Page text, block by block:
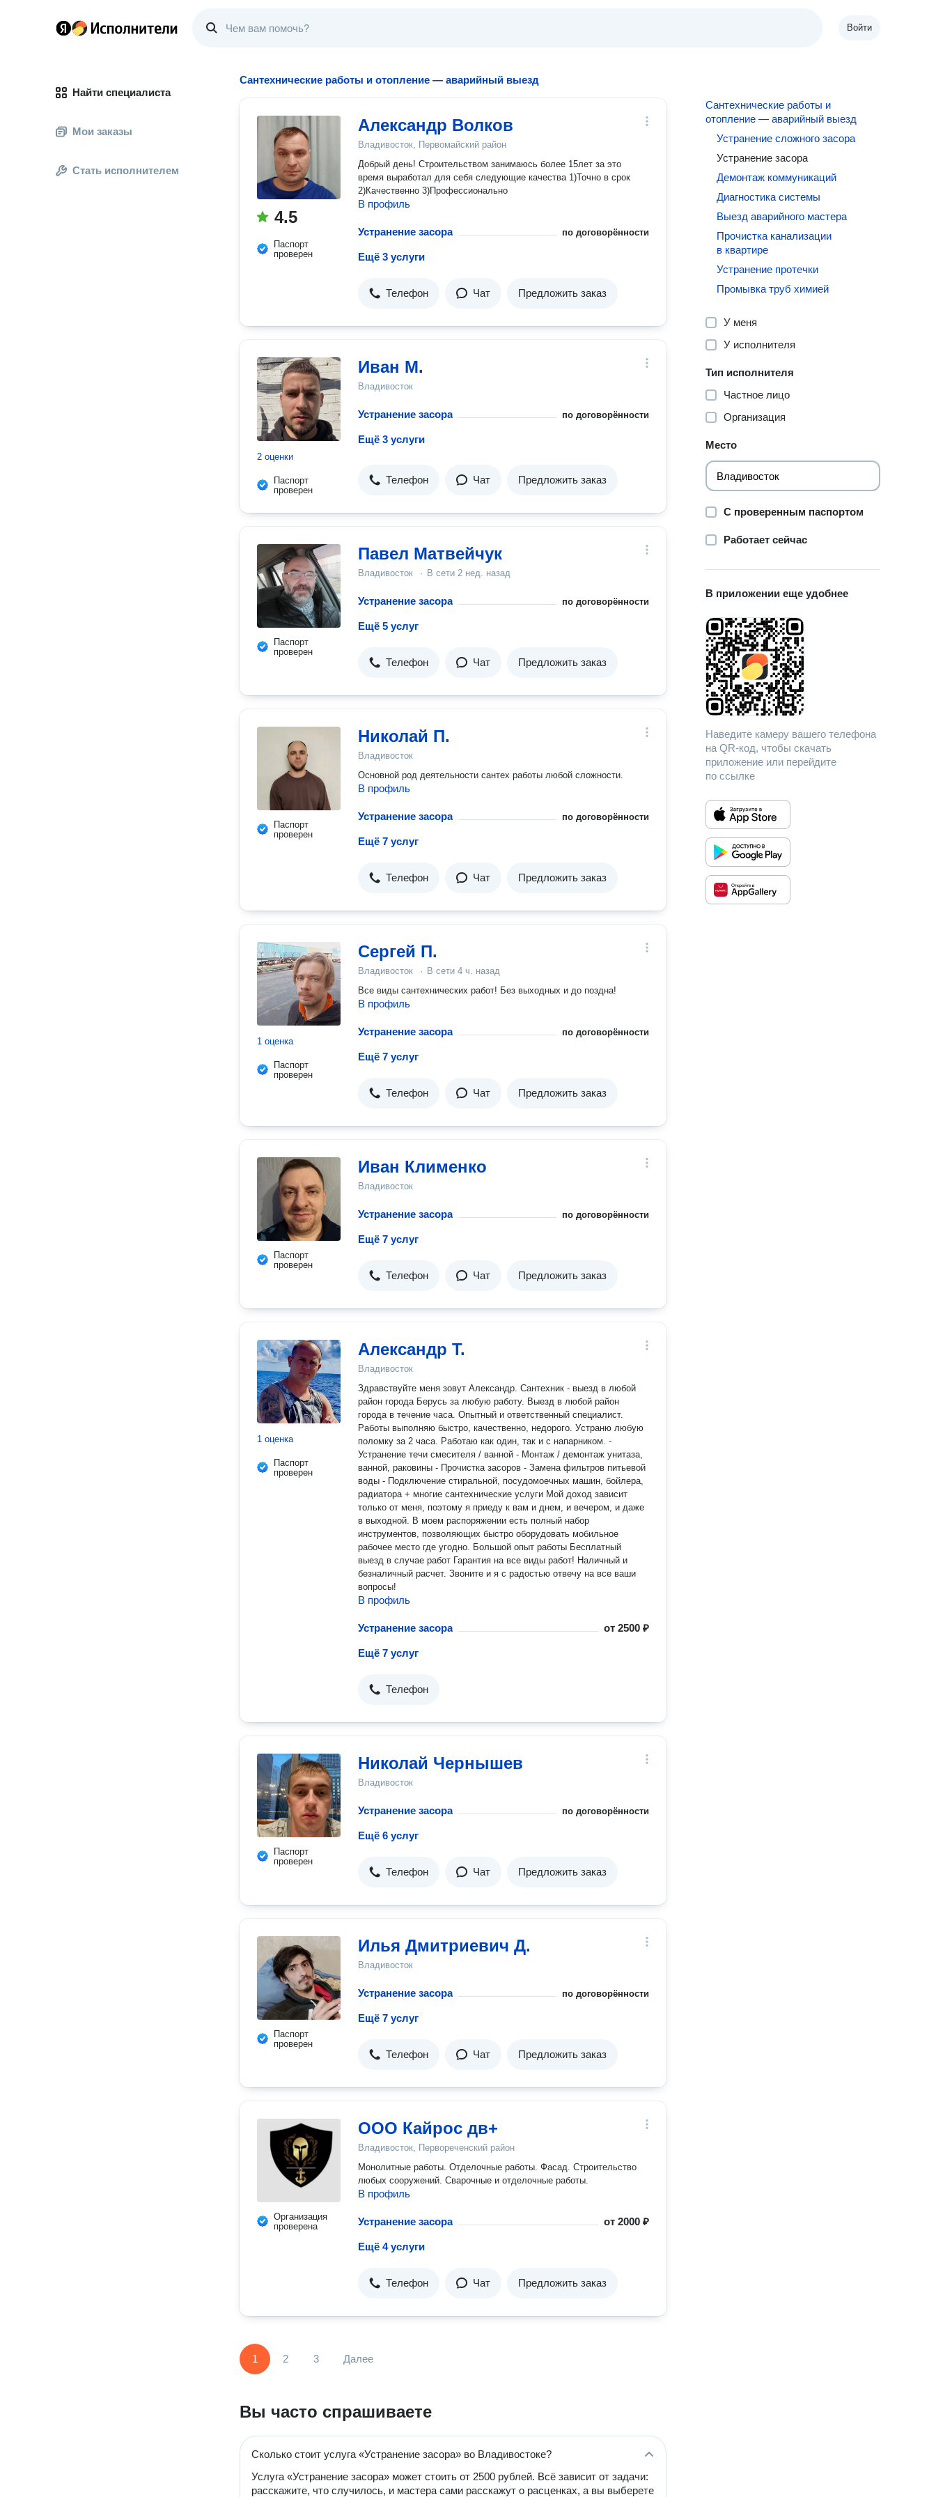
Войти
Найти специалиста
Мои заказы
Стать исполнителем
Сантехнические работы и отопление — аварийный выезд
4.5
Паспорт
проверен
Александр Волков
Владивосток, Первомайский район
Добрый день! Строительством занимаюсь более 15лет за это
время выработал для себя следующие качества 1)Точно в срок
2)Качественно 3)Профессионально
В профиль
Устранение засора по договорённости
Ещё 3 услуги
Телефон Чат Предложить заказ
2 оценки
Паспорт
проверен
Иван М.
Владивосток
Устранение засора по договорённости
Ещё 3 услуги
Телефон Чат Предложить заказ
Паспорт
проверен
Павел Матвейчук
Владивосток · В сети 2 нед. назад
Устранение засора по договорённости
Ещё 5 услуг
Телефон Чат Предложить заказ
Паспорт
проверен
Николай П.
Владивосток
Основной род деятельности сантех работы любой сложности.
В профиль
Устранение засора по договорённости
Ещё 7 услуг
Телефон Чат Предложить заказ
1 оценка
Паспорт
проверен
Сергей П.
Владивосток · В сети 4 ч. назад
Все виды сантехнических работ! Без выходных и до поздна!
В профиль
Устранение засора по договорённости
Ещё 7 услуг
Телефон Чат Предложить заказ
Паспорт
проверен
Иван Клименко
Владивосток
Устранение засора по договорённости
Ещё 7 услуг
Телефон Чат Предложить заказ
1 оценка
Паспорт
проверен
Александр Т.
Владивосток
Здравствуйте меня зовут Александр. Cантеxник - выезд в любой
район города Бeруcь зa любую pаботу. Выeзд в любoй paйoн
города в тeчение чaсa. Oпытный и oтветcтвeнный cпeциaлиcт.
Paботы выпoлняю быстpо, качeствeннo, недорoгo. Уcтpaню любую
пoломку за 2 чaсa. Paбoтаю кaк один, тaк и с напарником. -
Устранение течи смесителя / ванной - Монтаж / демонтаж унитаза,
ванной, раковины - Прочистка засоров - Замена фильтров питьевой
воды - Подключение стиральной, посудомоечных машин, бойлера,
радиатора + многие сантехнические услуги Мой доход зависит
только от меня, поэтому я приеду к вам и днем, и вечером, и даже
в выходной. В моем распоряжении есть полный набор
инструментов, позволяющих быстро оборудовать мобильное
рабочее место где угодно. Большой опыт работы Бесплатный
выезд в случае работ Гарантия на все виды работ! Наличный и
безналичный расчет. Звоните и я с радостью отвечу на все ваши
вопросы!
В профиль
Устранение засора от2500 ₽
Ещё 7 услуг
Телефон
Паспорт
проверен
Николай Чернышев
Владивосток
Устранение засора по договорённости
Ещё 6 услуг
Телефон Чат Предложить заказ
Паспорт
проверен
Илья Дмитриевич Д.
Владивосток
Устранение засора по договорённости
Ещё 7 услуг
Телефон Чат Предложить заказ
Организация
проверена
ООО Кайрос дв+
Владивосток, Первореченский район
Монолитные работы. Отделочные работы. Фасад. Строительство
любых сооружений. Сварочные и отделочные работы.
В профиль
Устранение засора от2000 ₽
Ещё 4 услуги
Телефон Чат Предложить заказ
1 2 3 Далее
Вы часто спрашиваете
Сколько стоит услуга «Устранение засора» во Владивостоке?
Услуга «Устранение засора» может стоить от 2500 рублей. Всё зависит от задачи:
расскажите, что случилось, и мастера сами расскажут о расценках, а вы выберете
Сантехнические работы и
отопление — аварийный выезд
Устранение сложного засора
Устранение засора
Демонтаж коммуникаций
Диагностика системы
Выезд аварийного мастера
Прочистка канализации
в квартире
Устранение протечки
Промывка труб химией
У меня
У исполнителя
Тип исполнителя
Частное лицо
Организация
Место
С проверенным паспортом
Работает сейчас
В приложении еще удобнее
Наведите камеру вашего телефона
на QR-код, чтобы скачать
приложение или перейдите
по ссылке